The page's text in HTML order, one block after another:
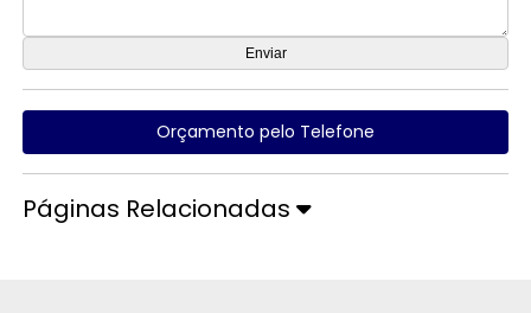
Orçamento pelo Telefone
Páginas Relacionadas